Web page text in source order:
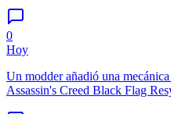
0
Hoy
Un modder añadió una
Assassin's Creed Black Flag